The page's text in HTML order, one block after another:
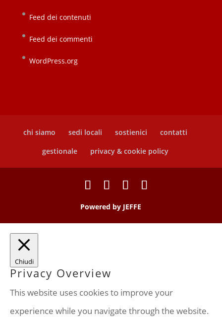
Feed dei contenuti
Feed dei commenti
WordPress.org
chi siamo sedi locali sostienici
contatti
gestionale
privacy & cookie policy
Powered by JEFFE
Chiudi
Privacy Overview
This website uses cookies to improve your
experience while you navigate through the website.